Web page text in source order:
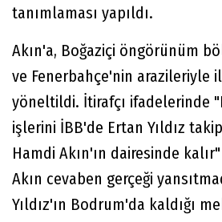
tanımlaması yapıldı.
Akın'a, Boğaziçi öngörünüm
ve Fenerbahçe'nin arazileriyle
yöneltildi. İtirafçı ifadelerinde
işlerini İBB'de Ertan Yıldız
Hamdi Akın'ın dairesinde
Akın cevaben gerçeği
Yıldız'ın Bodrum'da kaldığı